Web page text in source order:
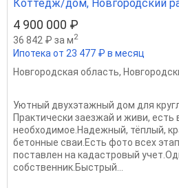
Коттедж/дом, Новгородский
4 900 000 ₽
36 842 ₽ за м2
Ипотека от 23 477 ₽ в месяц
Новгородская область,
Уютный двухэтажный дом для
Практически заезжай и живи, есть
необходимое.Надежный, тёплый,
бетонные сваи.Есть фото всех
поставлен на кадастровый
собственник.Быстрый...